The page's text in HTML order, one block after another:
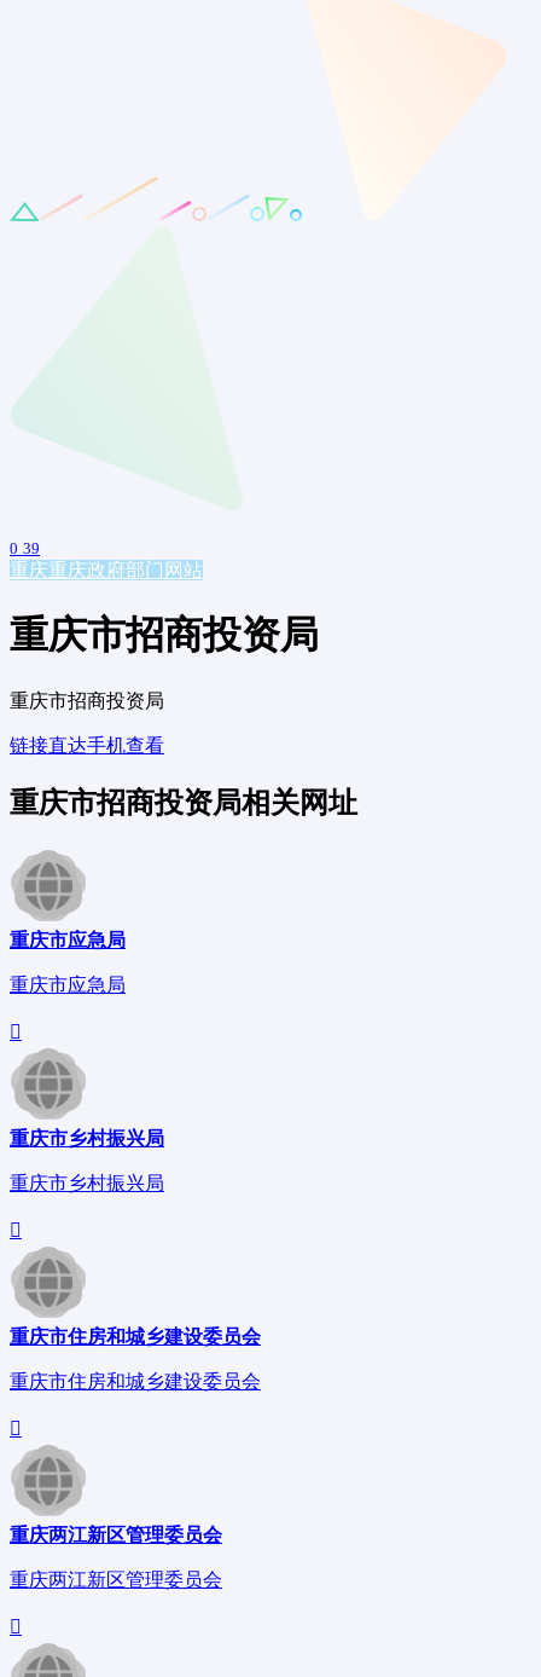
0 39
重庆重庆政府部门网站
重庆市招商投资局
重庆市招商投资局
链接直达手机查看
重庆市招商投资局相关网址
重庆市应急局
重庆市应急局
重庆市乡村振兴局
重庆市乡村振兴局
重庆市住房和城乡建设委员会
重庆市住房和城乡建设委员会
重庆两江新区管理委员会
重庆两江新区管理委员会